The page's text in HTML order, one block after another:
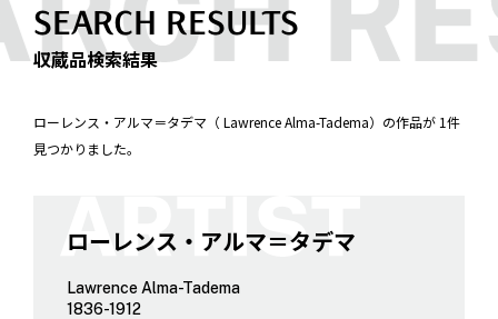
SEARCH RESULTS
収蔵品検索結果
ローレンス・アルマ＝タデマ（ Lawrence Alma-Tadema）の作品が 1件
見つかりました。
ローレンス・アルマ＝タデマ
Lawrence Alma-Tadema
1836-1912